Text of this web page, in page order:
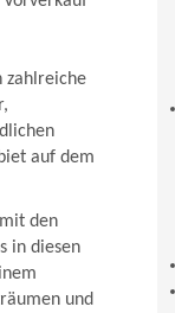
zahlreiche
auf dem
den
in diesen
und